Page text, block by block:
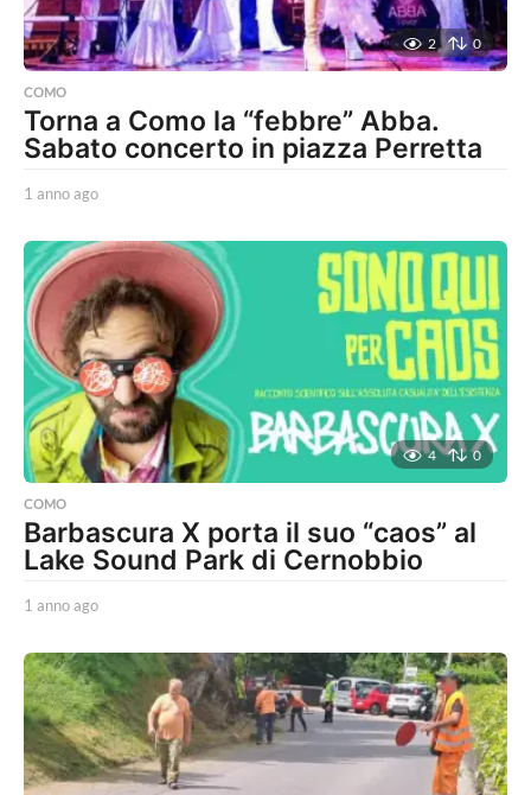
2 0
COMO
Torna a Como la “febbre” Abba.
Sabato concerto in piazza Perretta
1 anno ago
n
n
o
a
g
o
4 0
COMO
Barbascura X porta il suo “caos” al
Lake Sound Park di Cernobbio
1 anno ago
n
n
o
a
g
o